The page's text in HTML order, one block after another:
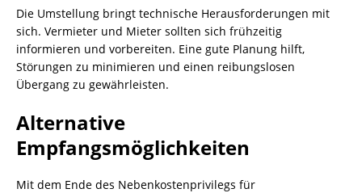
Die Umstellung bringt technische Herausforderungen mit
sich. Vermieter und Mieter sollten sich frühzeitig
informieren und vorbereiten. Eine gute Planung hilft,
Störungen zu minimieren und einen reibungslosen
Übergang zu gewährleisten.
Alternative
Empfangsmöglichkeiten
Mit dem Ende des Nebenkostenprivilegs für